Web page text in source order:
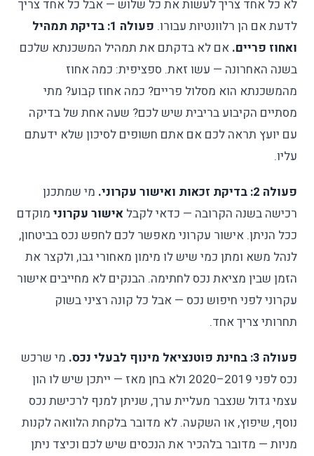
לא כל אחד צריך לעשות את כל שלוש — אבל כל אחד צריך
לדעת אם הן רלוונטיות עבורו.
פעולה 1: בדיקת תמהיל
ואחוז פריים. אם לא בדקתם את תמהיל המשכנתא שלכם
בשנה האחרונה — עשו זאת. ספציפית: כמה אחוז
מהמשכנתא הוא מסלול פריים? כמה אחוז קבוע? מתי
מסתיים הקיבוע בריבית שיש לכם? שעה אחת של בדיקה
עם יועץ תראה לכם אם אתם חשופים לסיכון שלא ידעתם
עליו.
פעולה 2: בדיקת זכאות ואישור עקרוני.
מי שמתכנן
רכישה בשנה הקרובה — כדאי לקבל אישור עקרוני מוקדם
ככל הניתן. אישור עקרוני מאפשר לכם לחפש נכס בביטחון,
לנהל משא ומתן כמי שיש לו מימון מאחורי גבו, ולקצר את
הזמן שבין מציאת נכס לחתימה. הבנקים לא מחייבים אישור
עקרוני לפני חיפוש נכס — אבל כל קונה רציני בשוק
תחרותי צריך אחד.
פעולה 3: בחינת פוטנציאל מינוף לבעלי נכס.
מי שרכש
נכס לפני 2019–2020 ולא בחן מאז — ייתכן שיש לו הון
עצמי גדול שנצבר מעליית ערך, שניתן למנף לרכישת נכס
נוסף, שיפוץ, או השקעה. לא מדובר בלקחת הלוואה לקנות
מניות — מדובר בלהכיר את הנכסים שיש לכם וכיצד ניתן